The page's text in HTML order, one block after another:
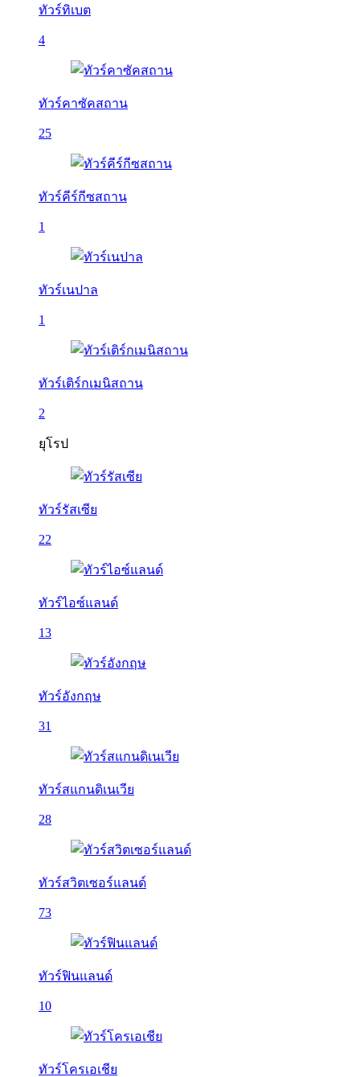
ทัวร์ทิเบต
4
ทัวร์คาซัคสถาน
25
ทัวร์คีร์กีซสถาน
1
ทัวร์เนปาล
1
ทัวร์เติร์กเมนิสถาน
2
ยุโรป
ทัวร์รัสเซีย
22
ทัวร์ไอซ์แลนด์
13
ทัวร์อังกฤษ
31
ทัวร์สแกนดิเนเวีย
28
ทัวร์สวิตเซอร์แลนด์
73
ทัวร์ฟินแลนด์
10
ทัวร์โครเอเชีย